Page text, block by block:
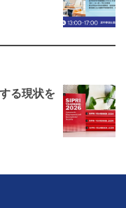
る現状を